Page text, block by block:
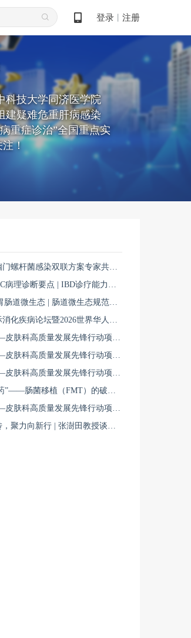
登录 注册
科技大学同济医学院
建疑难危重肝病感染
重症诊治”全国重点实
！
陈烨教授：《幽门螺杆菌感染双联方案专家共识（2026）》解读 | BIDDF2026
【安医心法】UC病理诊断要点 | IBD诊疗能力系统提升5
Hp根除治疗与胃肠道微生态 | 肠道微生态规范化诊疗4
第23届北京国际消化疾病论坛暨2026世界华人消化医师年会盛大开幕
0630-领航计划—皮肤科高质量发展先锋行动项目第六季第65期
0630-领航计划—皮肤科高质量发展先锋行动项目第六季第64期
0629-领航计划—皮肤科高质量发展先锋行动项目第六季第63期
从“粪水”到“新药”——肠菌移植（FMT）的破局与临床应用全景 | 肠道微生态规范化诊疗1
0601-领航计划—皮肤科高质量发展先锋行动项目第六季第42期
二十三载薪火传，聚力向新行 | 张澍田教授谈中国消化医学的传承与突破